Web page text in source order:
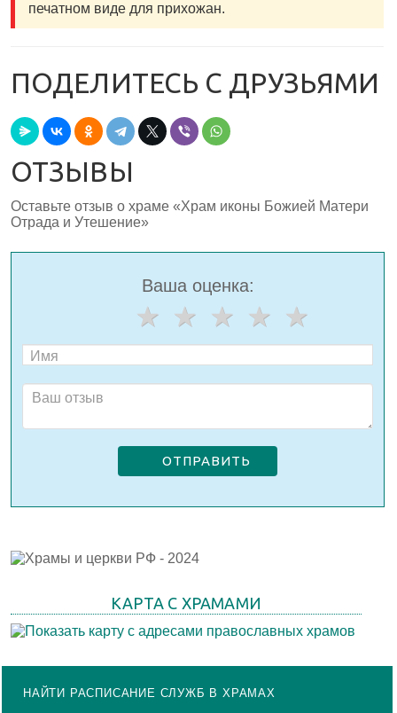
печатном виде для прихожан.
ПОДЕЛИТЕСЬ С ДРУЗЬЯМИ
ОТЗЫВЫ
Оставьте отзыв о храме «Храм иконы Божией Матери
Отрада и Утешение»
Ваша оценка:
ОТПРАВИТЬ
КАРТА С ХРАМАМИ
НАЙТИ РАСПИСАНИЕ СЛУЖБ В ХРАМАХ